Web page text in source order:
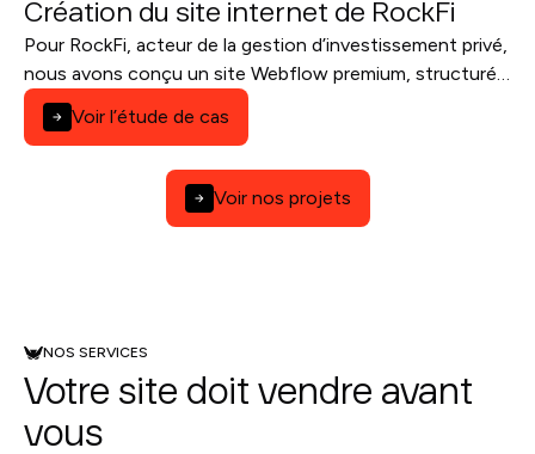
Création du site internet de RockFi
Pour RockFi, acteur de la gestion d’investissement privé,
nous avons conçu un site Webflow premium, structuré
pour inspirer confiance et générer des leads qualifiés.
Voir l’étude de cas
Voir nos projets
NOS SERVICES
Votre site doit vendre avant
vous